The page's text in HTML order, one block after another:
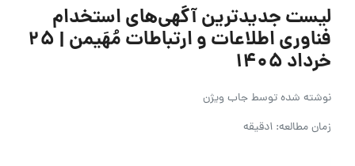
لیست جدیدترین آگهی‌های استخدام
فناوری اطلاعات و ارتباطات مُهَیمن | ۲۵
خرداد ۱۴۰۵
نوشته شده توسطجاب ویژن
زمان مطالعه: 1دقیقه